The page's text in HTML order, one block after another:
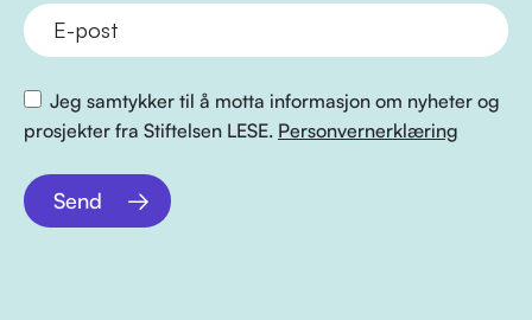
Jeg samtykker til å motta informasjon om nyheter og
prosjekter fra Stiftelsen LESE. Personvernerklæring
Send